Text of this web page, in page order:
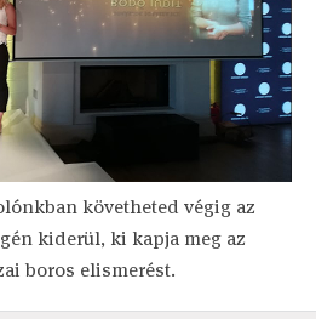
követheted végig az
kiderül, ki kapja meg az
boros elismerést.